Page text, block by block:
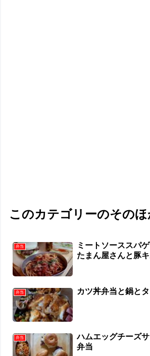
このカテゴリーのその
弁当
ミートソーススパ
たまん屋さんと豚
弁当 カツ丼弁当と鍋と
弁当
ハムエッグチーズ
弁当